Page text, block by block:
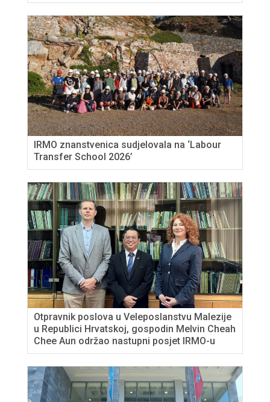
IRMO znanstvenica sudjelovala na ‘Labour
Transfer School 2026’
Otpravnik poslova u Veleposlanstvu Malezije
u Republici Hrvatskoj, gospodin Melvin Cheah
Chee Aun održao nastupni posjet IRMO-u